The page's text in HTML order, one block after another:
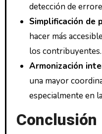
detección de
Simplificación de
hacer más
los contribuyentes.
Armonización
una mayor
especialmente en
Conclusión